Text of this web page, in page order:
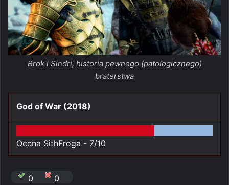
Brok i Sindri, historia pewnego (patologicznego)
braterstwa
God of War (2018)
Ocena SithFroga - 7/10
0 0